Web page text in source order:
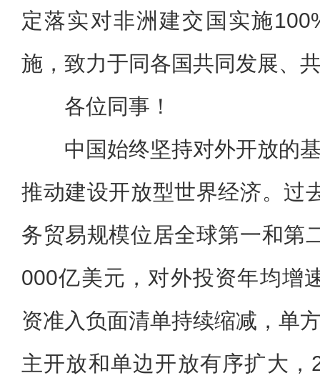
定落实对非洲建交国实施
施，致力于同各国共同发展、
各位同事！
中国始终坚持对外开放的
推动建设开放型世界经济。过
务贸易规模位居全球第一和第
000亿美元，对外投资年均增
资准入负面清单持续缩减，单
主开放和单边开放有序扩大